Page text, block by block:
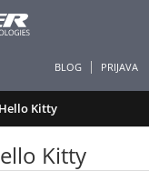
BLOG PRIJAVA
Kitty
Kitty